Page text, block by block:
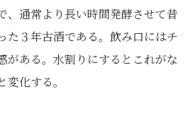
、通常より長い時間発酵させて昔
た３年古酒である。飲み口にはチ
がある。水割りにするとこれがな
化する。